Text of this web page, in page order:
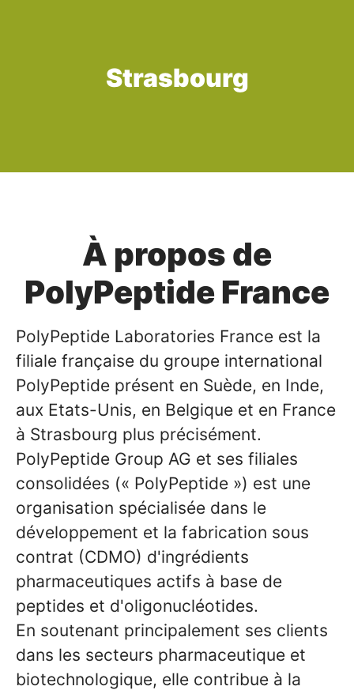
Strasbourg
À propos de
PolyPeptide France
PolyPeptide Laboratories France est la
filiale française du groupe international
PolyPeptide présent en Suède, en Inde,
aux Etats-Unis, en Belgique et en France
à Strasbourg plus précisément.
PolyPeptide Group AG et ses filiales
consolidées (« PolyPeptide ») est une
organisation spécialisée dans le
développement et la fabrication sous
contrat (CDMO) d'ingrédients
pharmaceutiques actifs à base de
peptides et d'oligonucléotides.
En soutenant principalement ses clients
dans les secteurs pharmaceutique et
biotechnologique, elle contribue à la